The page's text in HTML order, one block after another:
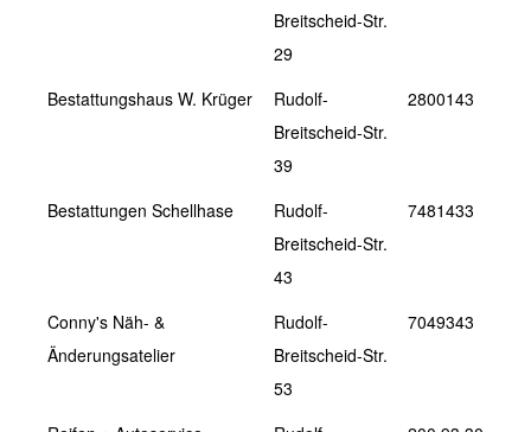
Breitscheid-Str.
29
Bestattungshaus W. Krüger
Rudolf-
Breitscheid-Str.
39
2800143
Bestattungen Schellhase
Rudolf-
Breitscheid-Str.
43
7481433
Conny's Näh- &
Änderungsatelier
Rudolf-
Breitscheid-Str.
53
7049343